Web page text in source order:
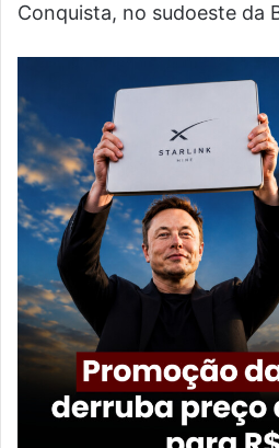
Conquista, no sudoeste da